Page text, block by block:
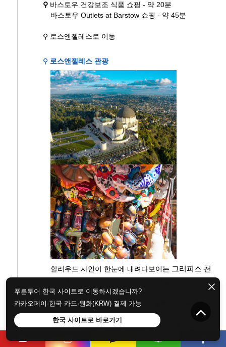
⚲ 바스토우 건강보조 식품 쇼핑 - 약 20분
바스토우 Outlets at Barstow 쇼핑 - 약 45분
⚲ 로스앤젤레스로 이동
⚲ 로스앤젤레스 관광
할리우드 사인이 한눈에 내려다보이는 그리피스 천
를 방문하여 로스앤젤레스의 아름다운 전경과 함
께 특별한 시간을 가져봅니다.
이어 LA의 작은 멕시코라 불리는
(Olvera Street)를 거닐며 캘리포니아의 역사와 멕시
코 전통문화가 살아 있는 이국적인 거리를 둘러봅니
푸른투어 한국 사이트로 이동하시겠습니까?
카카오페이·한국 카드·원화(KRW) 결제 가능
한국 사이트로 바로가기